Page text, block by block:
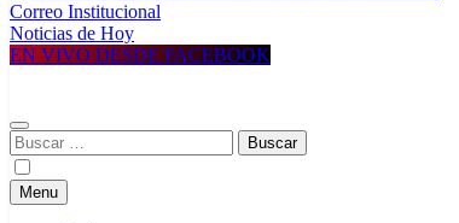
MUNICIPALIDAD DISTRITAL DE UCHUMAYO
Construyendo una nueva Historia
Correo Institucional
Noticias de Hoy
EN VIVO DESDE FACEBOOK
Buscar:
Menu